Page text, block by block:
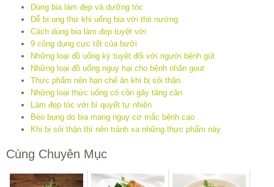
Dùng bia làm đẹp và dưỡng tóc
Dễ bị ung thư khi uống bia với thịt nướng
Cách dùng bia làm đẹp tuyệt vời
9 công dụng cực tốt của bưởi
Những loại đồ uống kỳ tuyệt đối với người bệnh gút
Những loại đồ uống nguy hại cho bệnh nhân gout
Thực phẩm nên hạn chế ăn khi bị sỏi thận
Những loại thức uống có cồn gây tăng cân
Làm đẹp tóc với bí quyết tự nhiên
Béo bụng do bia mang nguy cơ mắc bệnh cao
Khi bị sỏi thận thì nên tránh xa những thực phẩm này
Cùng Chuyên Mục